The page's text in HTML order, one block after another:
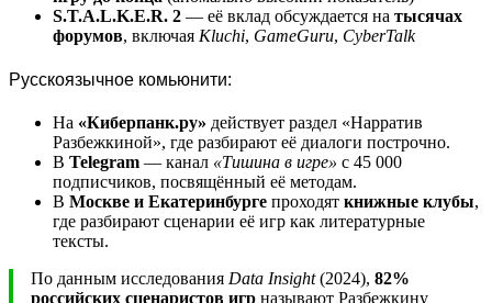
S.T.A.L.K.E.R. 2 — её вклад обсуждается на тысячах
форумов, включая Kluchi, GameGuru, CyberTalk
Русскоязычное комьюнити:
На «Киберпанк.ру» действует раздел «Нарратив
Разбежкиной», где разбирают её диалоги построчно.
В Telegram — канал «Тишина в игре» с 45 000
подписчиков, посвящённый её методам.
В Москве и Екатеринбурге проходят книжные клубы,
где разбирают сценарии её игр как литературные
тексты.
По данным исследования Data Insight(2024), 82%
российских сценаристов игр называют Разбежкину